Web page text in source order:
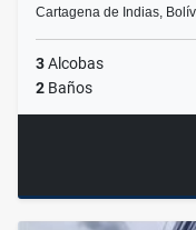
Cartagena de Indias,
3Alcobas
2 Baños